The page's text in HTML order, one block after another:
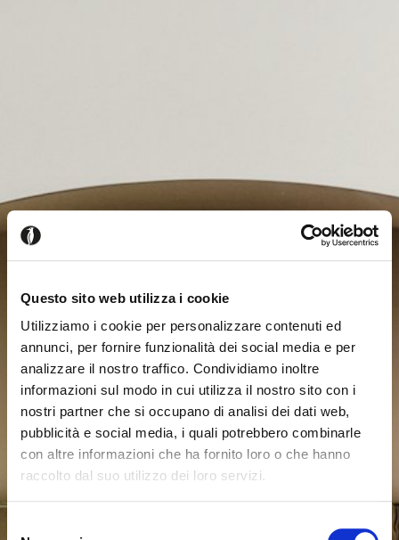
Questo sito web utilizza i cookie
Utilizziamo i cookie per personalizzare contenuti ed
annunci, per fornire funzionalità dei social media e per
analizzare il nostro traffico. Condividiamo inoltre
informazioni sul modo in cui utilizza il nostro sito con i
nostri partner che si occupano di analisi dei dati web,
pubblicità e social media, i quali potrebbero combinarle
con altre informazioni che ha fornito loro o che hanno
raccolto dal suo utilizzo dei loro servizi.
Seems like you’re browsing from Close